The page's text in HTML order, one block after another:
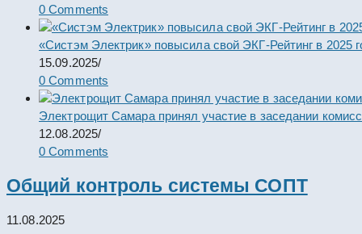
0 Comments
«Систэм Электрик» повысила свой ЭКГ-Рейтинг в 2025
15.09.2025/
0 Comments
Электрощит Самара принял участие в заседании
12.08.2025/
0 Comments
Общий контроль системы СОПТ
11.08.2025